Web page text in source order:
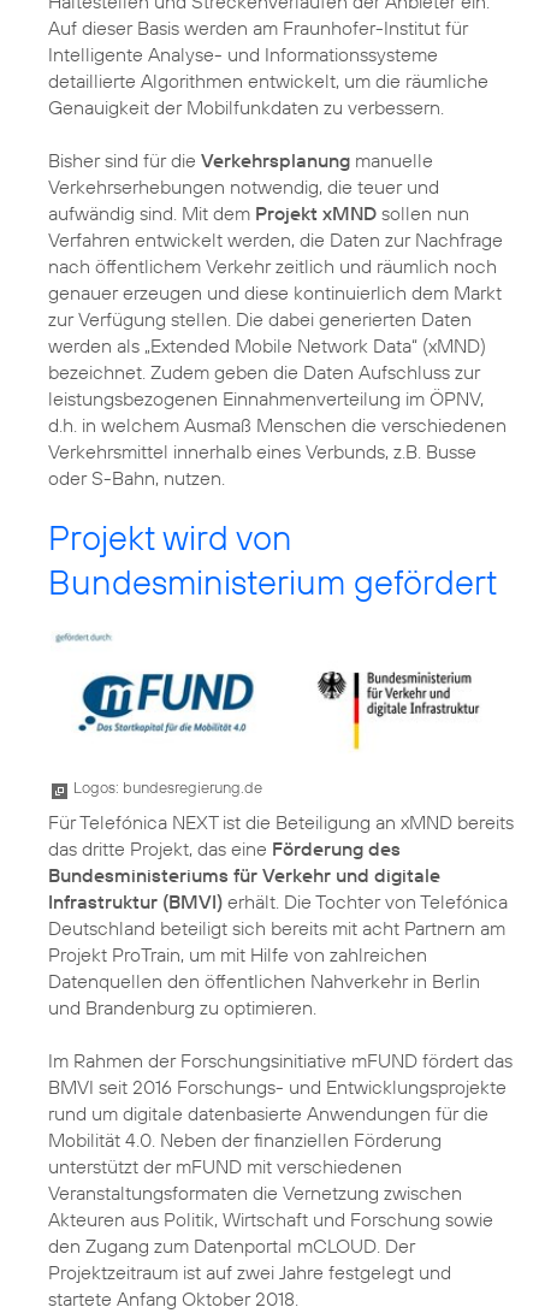
Auf dieser Basis werden am Fraunhofer-Institut für
Intelligente Analyse- und Informationssysteme
detaillierte Algorithmen entwickelt, um die räumliche
Genauigkeit der Mobilfunkdaten zu verbessern.
Bisher sind für die Verkehrsplanung manuelle
Verkehrserhebungen notwendig, die teuer und
aufwändig sind. Mit dem Projekt xMND sollen nun
Verfahren entwickelt werden, die Daten zur Nachfrage
nach öffentlichem Verkehr zeitlich und räumlich noch
genauer erzeugen und diese kontinuierlich dem Markt
zur Verfügung stellen. Die dabei generierten Daten
werden als „Extended Mobile Network Data“ (xMND)
bezeichnet. Zudem geben die Daten Aufschluss zur
leistungsbezogenen Einnahmenverteilung im ÖPNV,
d.h. in welchem Ausmaß Menschen die verschiedenen
Verkehrsmittel innerhalb eines Verbunds, z.B. Busse
oder S-Bahn, nutzen.
Projekt wird von
Bundesministerium gefördert
Logos: bundesregierung.de
Für Telefónica NEXT ist die Beteiligung an xMND bereits
das dritte Projekt, das eine Förderung des
Bundesministeriums für Verkehr und digitale
Infrastruktur (BMVI) erhält. Die Tochter von Telefónica
Deutschland beteiligt sich bereits mit acht Partnern am
Projekt ProTrain, um mit Hilfe von zahlreichen
Datenquellen den öffentlichen Nahverkehr in Berlin
und Brandenburg zu optimieren.
Im Rahmen der Forschungsinitiative mFUND fördert das
BMVI seit 2016 Forschungs- und Entwicklungsprojekte
rund um digitale datenbasierte Anwendungen für die
Mobilität 4.0. Neben der finanziellen Förderung
unterstützt der mFUND mit verschiedenen
Veranstaltungsformaten die Vernetzung zwischen
Akteuren aus Politik, Wirtschaft und Forschung sowie
den Zugang zum Datenportal mCLOUD. Der
Projektzeitraum ist auf zwei Jahre festgelegt und
startete Anfang Oktober 2018.